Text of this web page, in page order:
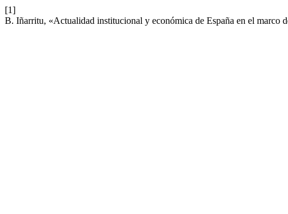
[1]
B. Iñarritu, «Actualidad institucional y económica de España en el marco